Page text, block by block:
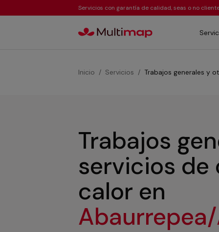
Servicios con garantía de calidad, seas o no cliente
Inicio Servicios Trabajos generales y
Trabajos
servicios
calor en